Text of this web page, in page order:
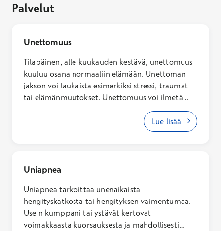
Palvelut
Unettomuus
Tilapäinen, alle kuukauden kestävä, unettomuus
kuuluu osana normaaliin elämään. Unettoman
jakson voi laukaista esimerkiksi stressi, traumat
tai elämänmuutokset. Unettomuus voi ilmetä
vaikeutena nukahtaa, toistuvina yöllisinä
heräilyinä tai liian aikaisena aamuheräämisenä,
Lue lisää
Uniapnea
Uniapnea tarkoittaa unenaikaista
hengityskatkosta tai hengityksen vaimentumaa.
Usein kumppani tai ystävät kertovat
voimakkaasta kuorsauksesta ja mahdollisesti